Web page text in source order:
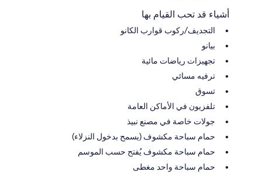
أشياء قد تحب القيام بها
التجديف/ركوب قوارب الكانو
بيانو
تجهيزات رياضات مائية
ترفيه مسائي
تسوق
تلفزيون في الأماكن العامة
جولات خاصة في مصنع نبيذ
حمام سباحة مكشوف (يسمح بدخول النزلاء)
حمام سباحة مكشوف يُفتح حسب الموسم
حمام سباحة واحد مغطى